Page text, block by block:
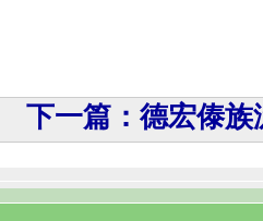
下一篇：德宏傣族